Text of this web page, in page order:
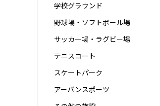
学校グラウンド
野球場・ソフトボール場
サッカー場・ラグビー場
テニスコート
スケートパーク
アーバンスポーツ